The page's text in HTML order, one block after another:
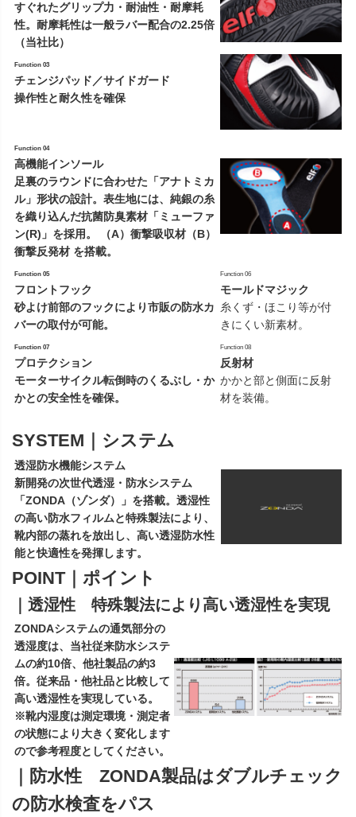
すぐれたグリップ力・耐油性・耐摩耗
性。耐摩耗性は一般ラバー配合の2.25倍
（当社比）
Function 03
チェンジパッド／サイドガード
操作性と耐久性を確保
Function 04
高機能インソール
足裏のラウンドに合わせた「アナトミカ
ル」形状の設計。表生地には、純銀の糸
を織り込んだ抗菌防臭素材「ミューファ
ン(R)」を採用。 （A）衝撃吸収材（B）
衝撃反発材 を搭載。
Function 05
フロントフック
砂よけ前部のフックにより市販の防水カ
バーの取付が可能。
Function 06
モールドマジック
糸くず・ほこり等が付
きにくい新素材。
Function 07
プロテクション
モーターサイクル転倒時のくるぶし・か
かとの安全性を確保。
Function 08
反射材
かかと部と側面に反射
材を装備。
SYSTEM｜システム
透湿防水機能システム
新開発の次世代透湿・防水システム
「ZONDA（ゾンダ）」を搭載。透湿性
の高い防水フィルムと特殊製法により、
靴内部の蒸れを放出し、高い透湿防水性
能と快適性を発揮します。
POINT｜ポイント
｜透湿性 特殊製法により高い透湿性を実現
ZONDAシステムの通気部分の
透湿度は、当社従来防水システ
ムの約10倍、他社製品の約3
倍。従来品・他社品と比較して
高い透湿性を実現している。
※靴内湿度は測定環境・測定者
の状態により大きく変化します
ので参考程度としてください。
｜防水性 ZONDA製品はダブルチェック
の防水検査をパス